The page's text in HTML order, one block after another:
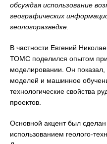
обсуждая использование
географических
геологоразведке.
В частности Евгений
ТОМС поделился опытом
моделировании. Он
моделей и машинное
технологические свойства
проектов.
Основной акцент был
использованием геолого-